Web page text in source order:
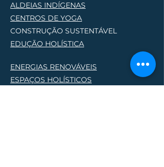
ALDEIAS INDÍGENAS
CENTROS DE YOGA
CONSTRUÇÃO SUSTENTÁVEL
EDUÇÃO HOLÍSTICA
ENERGIAS RENOVÁVEIS
ESPAÇOS HOLÍSTICOS